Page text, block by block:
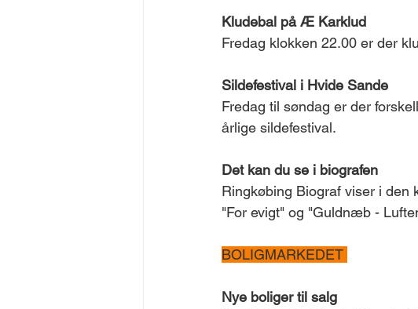
Kludebal på Æ Karklud
Fredag klokken 22.00 er der
Sildefestival i Hvide Sande
Fredag til søndag er der
årlige sildefestival.
Det kan du se i biografen
Ringkøbing Biograf viser i den
"For evigt" og "Guldnæb -
BOLIGMARKEDET
Nye boliger til salg